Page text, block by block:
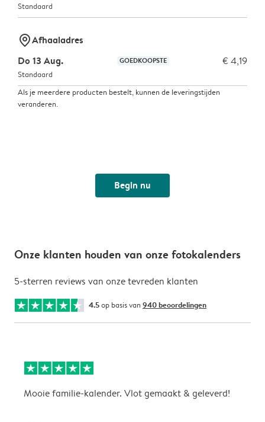
Standaard
marker-pinAfhaaladres
Do 13 Aug.
GOEDKOOPSTE € 4,19
Standaard
Als je meerdere producten bestelt, kunnen de leveringstijden
veranderen.
Begin nu
Onze klanten houden van onze fotokalenders
5-sterren reviews van onze tevreden klanten
4.5op basis van 940 beoordelingen
Mooie familie-kalender. Vlot gemaakt & geleverd!